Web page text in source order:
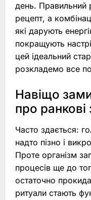
день. Правильний
рецепт, а
які дарують
покращують
цей ідеальний
розкладемо все
Навіщо
про ранкові
Часто здається:
надто пізно і
Проте організм
процесів ще до
остаточно
ритуали стають